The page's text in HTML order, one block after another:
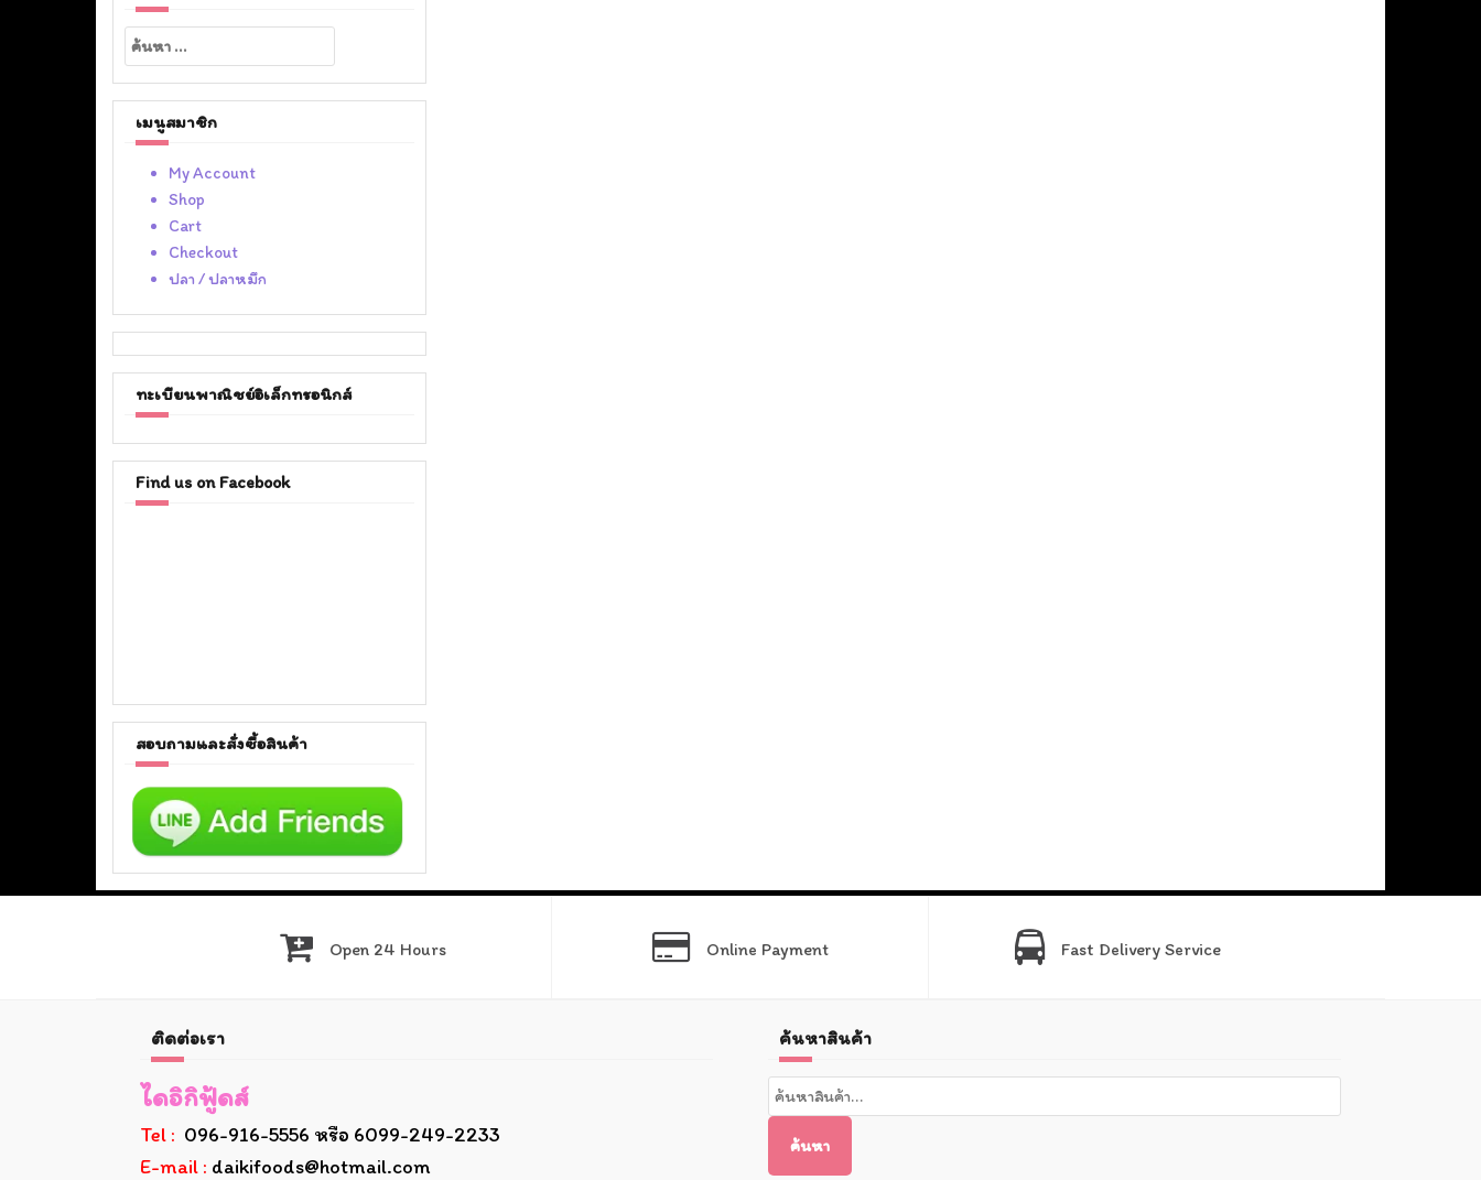
ค้นหา
สำหรับ:
เมนูสมาชิก
My Account
Shop
Cart
Checkout
ปลา / ปลาหมึก
ทะเบียนพาณิชย์อิเล็กทรอนิกส์
Find us on Facebook
สอบถามและสั่งซื้อสินค้า
Open 24 Hours Online Payment Fast Delivery Service
ติดต่อเรา
ไดอิกิฟู้ดส์
Tel : 096-916-5556 หรือ 6099-249-2233
E-mail : daikifoods@hotmail.com
ค้นหาสินค้า
ค้นหา:
ค้นหา